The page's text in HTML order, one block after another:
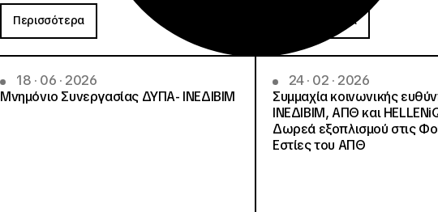
Περισσότερα Περισσότερα
18 · 06 · 2026
Μνημόνιο Συνεργασίας ΔΥΠΑ- ΙΝΕΔΙΒΙΜ
24 · 02 · 2026
Συμμαχία κοινωνικής
ΙΝΕΔΙΒΙΜ, ΑΠΘ και
Δωρεά εξοπλισμού στις
Εστίες του ΑΠΘ